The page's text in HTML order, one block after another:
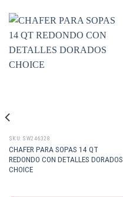
SKU: SW246328
CHAFER PARA SOPAS 14 QT
REDONDO CON DETALLES DORADOS
CHOICE